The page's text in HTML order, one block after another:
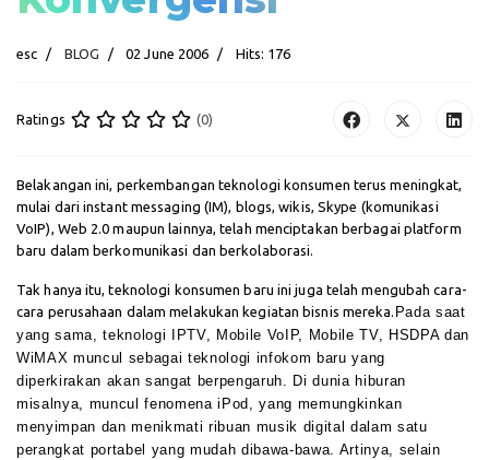
esc BLOG 02 June 2006 Hits: 176
Ratings (0)
Belakangan ini, perkembangan teknologi konsumen terus meningkat,
mulai dari instant messaging (IM), blogs, wikis, Skype (komunikasi
VoIP), Web 2.0 maupun lainnya, telah menciptakan berbagai platform
baru dalam berkomunikasi dan berkolaborasi.
Tak hanya itu, teknologi konsumen baru ini juga telah mengubah cara-
cara perusahaan dalam melakukan kegiatan bisnis mereka. Pada saat
yang sama, teknologi IPTV, Mobile VoIP, Mobile TV, HSDPA dan
WiMAX muncul sebagai teknologi infokom baru yang
diperkirakan akan sangat berpengaruh. Di dunia hiburan
misalnya, muncul fenomena iPod, yang memungkinkan
menyimpan dan menikmati ribuan musik digital dalam satu
perangkat portabel yang mudah dibawa-bawa. Artinya, selain